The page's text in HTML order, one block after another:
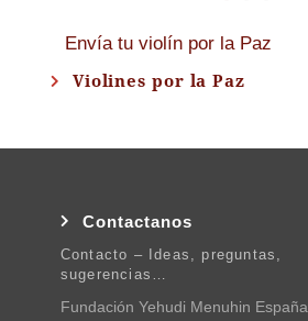
Envía tu violín por la Paz
Violines por la Paz
Contactanos
Contacto – Ideas, preguntas,
sugerencias…
Fundación Yehudi Menuhin España